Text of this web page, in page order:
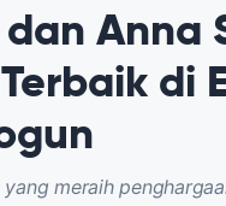
Anna
di
meraih